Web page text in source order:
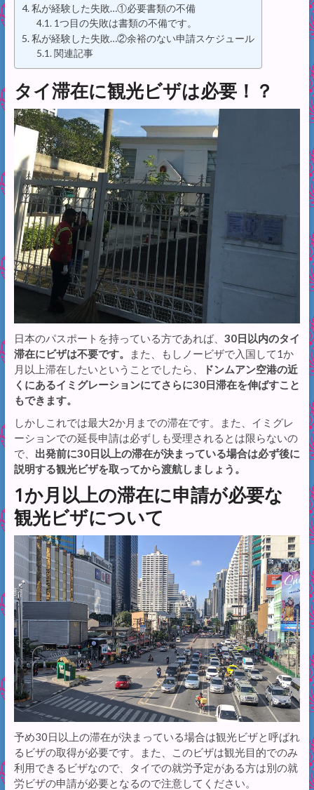
私が経験した失敗…①必要書類の不備
1つ目の失敗は書類の不備です。
私が経験した失敗…②余裕のない申請スケジュール
関連記事
タイ滞在に観光ビザは必要！？
日本のパスポートを持っている方であれば、 30日以内のタイ
滞在にビザは不要です。
また、もしノービザで入国して1か
月以上滞在したいということでしたら、
ドンムアン空港の近
くにあるイミグレーションにてさらに30日滞在を伸ばすこと
もできます。
しかしこれでは最大2か月までの滞在です。また、イミグレ
ーションでの延長申請は必ずしも受理されるとは限らないの
で、 出発前に30日以上の滞在が決まっている場合は必ず後に
説明する観光ビザを取ってから渡航しましょう。
1か月以上の滞在に申請が必要な
観光ビザについて
予め30日以上の滞在が決まっている場合は観光ビザと呼ばれ
るビザの取得が必要です。また、このビザは観光目的でのみ
利用できるビザなので、タイでの就労予定がある方は別の就
労ビザの申請が必要となるので注意してください。